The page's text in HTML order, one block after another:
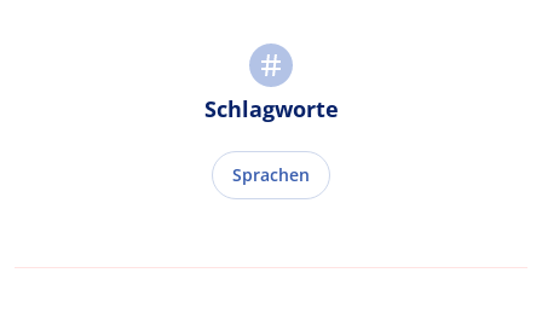
Schlagworte
Sprachen